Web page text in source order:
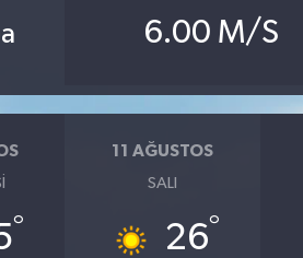
6.00 M/S
°
11 AĞUSTOS
SALI
26°